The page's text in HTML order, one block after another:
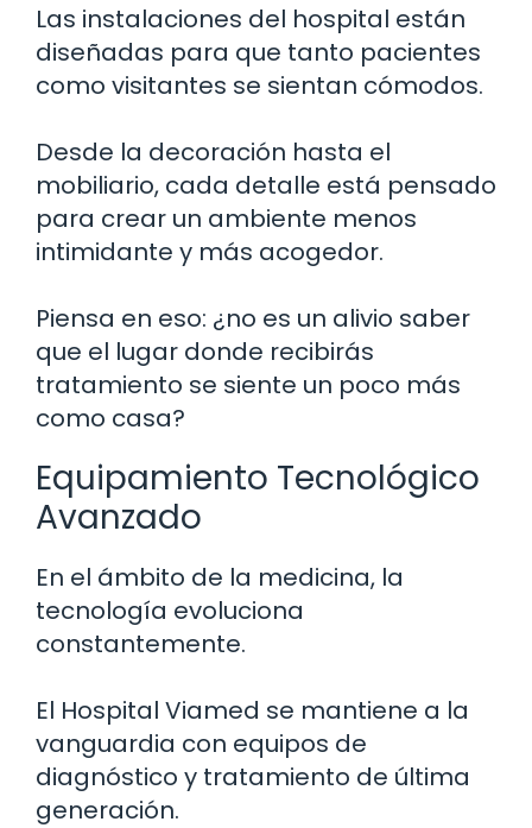
Las instalaciones del hospital están
diseñadas para que tanto pacientes
como visitantes se sientan cómodos.
Desde la decoración hasta el
mobiliario, cada detalle está pensado
para crear un ambiente menos
intimidante y más acogedor.
Piensa en eso: ¿no es un alivio saber
que el lugar donde recibirás
tratamiento se siente un poco más
como casa?
Equipamiento Tecnológico
Avanzado
En el ámbito de la medicina, la
tecnología evoluciona
constantemente.
El Hospital Viamed se mantiene a la
vanguardia con equipos de
diagnóstico y tratamiento de última
generación.